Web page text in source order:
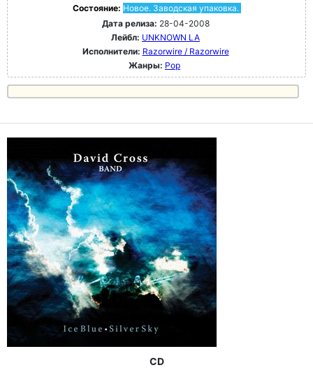
Состояние: Новое. Заводская упаковка.
Дата релиза: 28-04-2008
Лейбл: UNKNOWN LA
Исполнители: Razorwire / Razorwire
Жанры: Pop
CD